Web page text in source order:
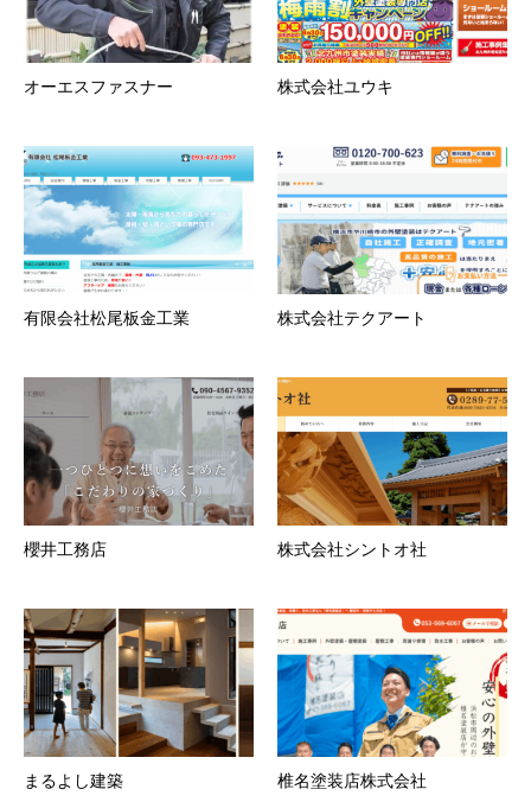
オーエスファスナー 株式会社ユウキ
有限会社松尾板金工業 株式会社テクアート
櫻井工務店 株式会社シントオ社
まるよし建築 椎名塗装店株式会社